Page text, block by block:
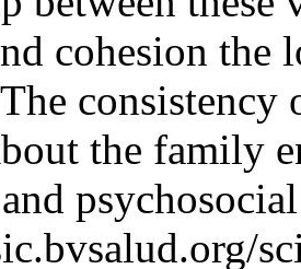
cohesion the
consistency
the family